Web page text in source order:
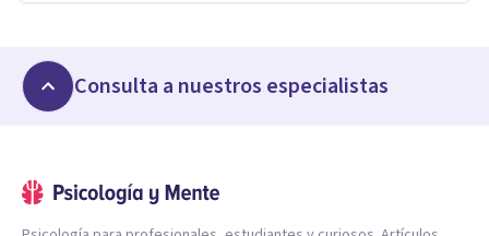
Consulta a nuestros especialistas